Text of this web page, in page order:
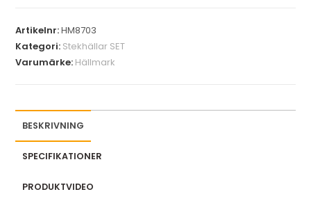
Artikelnr:HM8703
Kategori: Stekhällar SET
Varumärke: Hällmark
BESKRIVNING
SPECIFIKATIONER
PRODUKTVIDEO